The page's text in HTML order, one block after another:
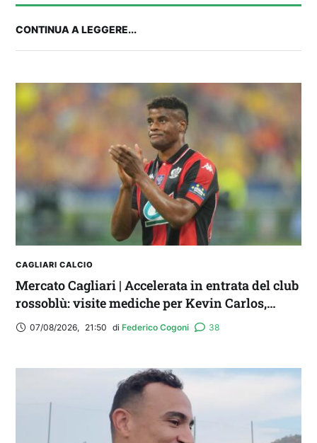
FANTA 131 LIVE | La nuova stagione al
fantacalcio: le novità di Fanta 131 e chi
acquistare
CONTINUA A LEGGERE...
CAGLIARI CALCIO
Mercato Cagliari | Accelerata in entrata del club
rossoblù: visite mediche per Kevin Carlos,
Maldini e Aurelio
07/08/2026, 21:50 di Federico Cogoni 38